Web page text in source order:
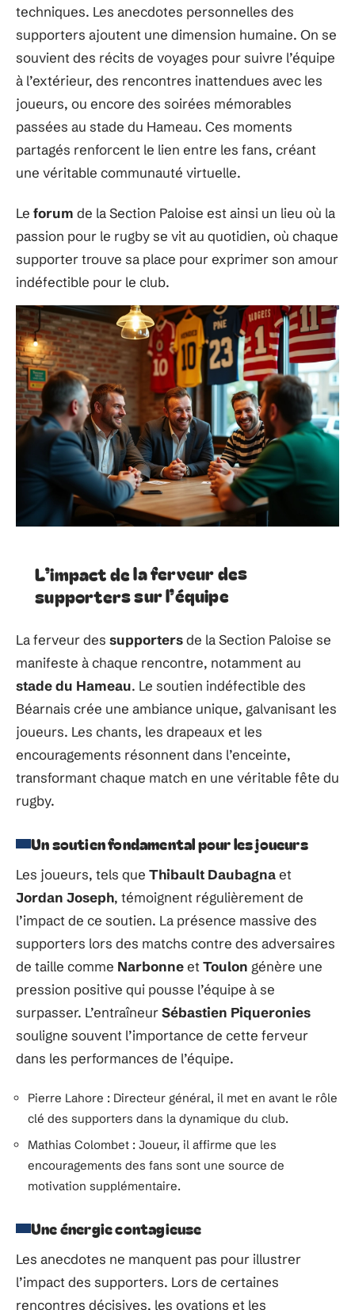
techniques. Les anecdotes personnelles des
supporters ajoutent une dimension humaine. On se
souvient des récits de voyages pour suivre l’équipe
à l’extérieur, des rencontres inattendues avec les
joueurs, ou encore des soirées mémorables
passées au stade du Hameau. Ces moments
partagés renforcent le lien entre les fans, créant
une véritable communauté virtuelle.
Le forum de la Section Paloise est ainsi un lieu où la
passion pour le rugby se vit au quotidien, où chaque
supporter trouve sa place pour exprimer son amour
indéfectible pour le club.
L’impact de la ferveur des
supporters sur l’équipe
La ferveur des supportersde la Section Paloise se
manifeste à chaque rencontre, notamment au
stade du Hameau. Le soutien indéfectible des
Béarnais crée une ambiance unique, galvanisant les
joueurs. Les chants, les drapeaux et les
encouragements résonnent dans l’enceinte,
transformant chaque match en une véritable fête du
rugby.
Un soutien fondamental pour les joueurs
Les joueurs, tels que Thibault Daubagnaet
Jordan Joseph, témoignent régulièrement de
l’impact de ce soutien. La présence massive des
supporters lors des matchs contre des adversaires
de taille comme Narbonneet Toulon génère une
pression positive qui pousse l’équipe à se
surpasser. L’entraîneurSébastien Piqueronies
souligne souvent l’importance de cette ferveur
dans les performances de l’équipe.
Pierre Lahore : Directeur général, il met en avant le rôle
clé des supporters dans la dynamique du club.
Mathias Colombet : Joueur, il affirme que les
encouragements des fans sont une source de
motivation supplémentaire.
Une énergie contagieuse
Les anecdotes ne manquent pas pour illustrer
l’impact des supporters. Lors de certaines
rencontres décisives, les ovations et les